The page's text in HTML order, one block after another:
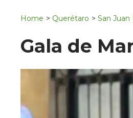
Home > Querétaro > San Juan
Gala de